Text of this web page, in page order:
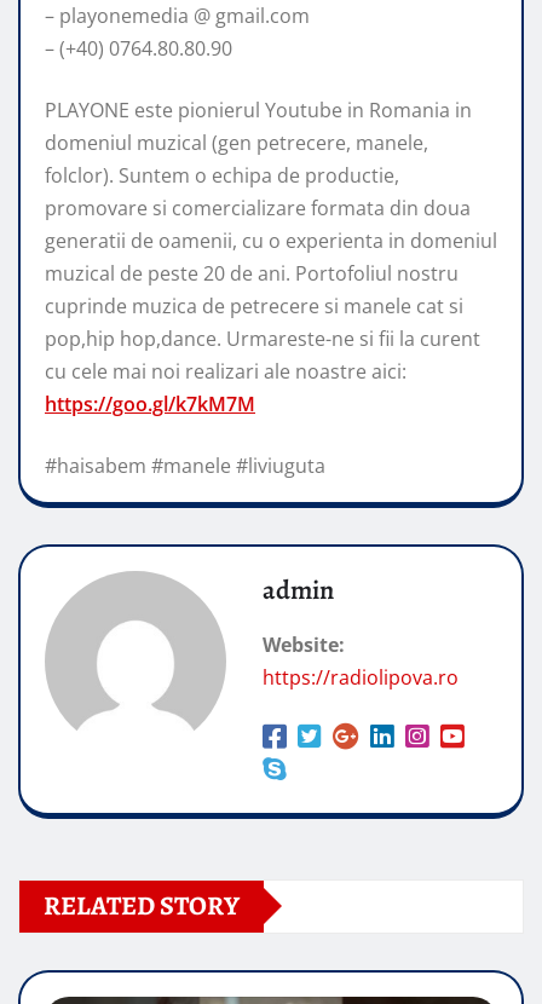
– playonemedia @ gmail.com
– (+40) 0764.80.80.90
PLAYONE este pionierul Youtube in Romania in
domeniul muzical (gen petrecere, manele,
folclor). Suntem o echipa de productie,
promovare si comercializare formata din doua
generatii de oamenii, cu o experienta in domeniul
muzical de peste 20 de ani. Portofoliul nostru
cuprinde muzica de petrecere si manele cat si
pop,hip hop,dance. Urmareste-ne si fii la curent
cu cele mai noi realizari ale noastre aici:
https://goo.gl/k7kM7M
#haisabem #manele #liviuguta
admin
Website:
https://radiolipova.ro
RELATED STORY